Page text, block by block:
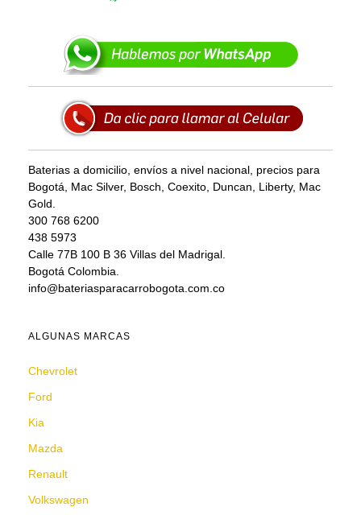
Baterias a domicilio, envíos a nivel nacional, precios para
Bogotá, Mac Silver, Bosch, Coexito, Duncan, Liberty, Mac
Gold.
300 768 6200
438 5973
Calle 77B 100 B 36 Villas del Madrigal.
Bogotá Colombia.
info@bateriasparacarrobogota.com.co
ALGUNAS MARCAS
Chevrolet
Ford
Kia
Mazda
Renault
Volkswagen